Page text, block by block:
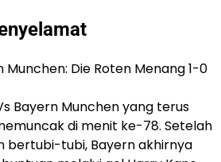
Bayern Munchen yang terus
di menit ke-78. Setelah
bertubi-tubi, Bayern akhirnya